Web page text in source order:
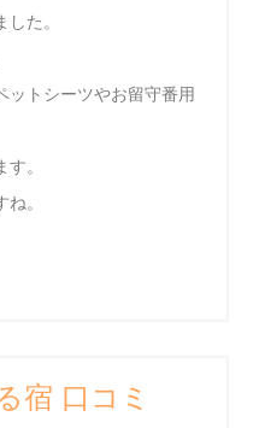
た。
ットシーツやお留守番用
。
。
宿 口コミ